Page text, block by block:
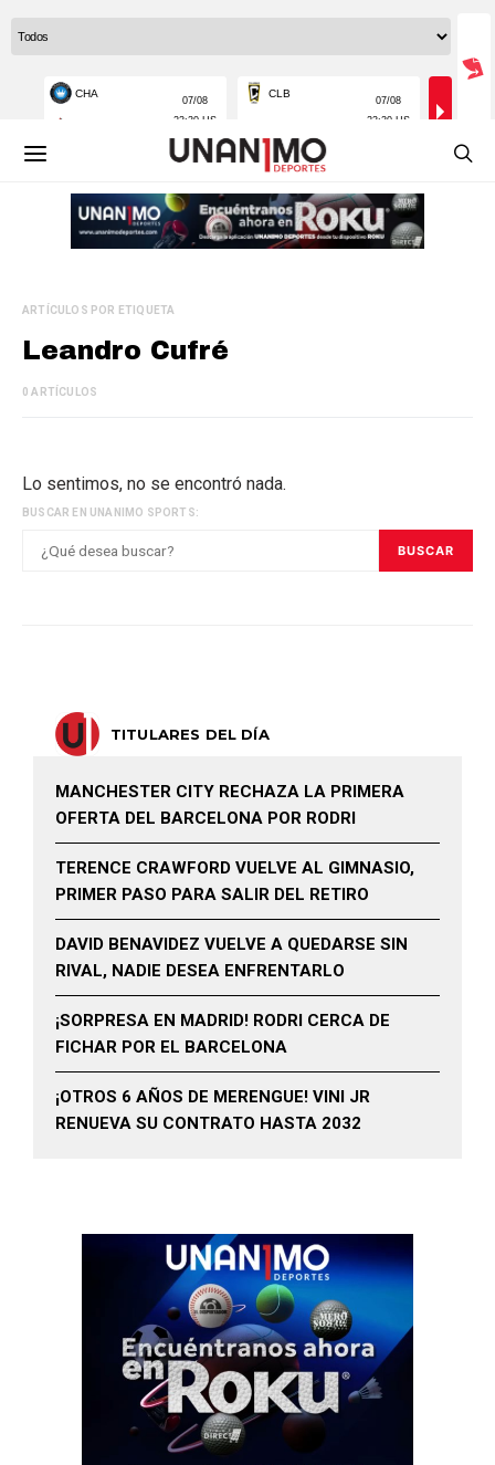
ARTÍCULOS POR ETIQUETA
Leandro Cufré
0 ARTÍCULOS
Lo sentimos, no se encontró nada.
BUSCAR EN UNANIMO SPORTS:
BUSCAR
TITULARES DEL DÍA
MANCHESTER CITY RECHAZA LA PRIMERA
OFERTA DEL BARCELONA POR RODRI
TERENCE CRAWFORD VUELVE AL GIMNASIO,
PRIMER PASO PARA SALIR DEL RETIRO
DAVID BENAVIDEZ VUELVE A QUEDARSE SIN
RIVAL, NADIE DESEA ENFRENTARLO
¡SORPRESA EN MADRID! RODRI CERCA DE
FICHAR POR EL BARCELONA
¡OTROS 6 AÑOS DE MERENGUE! VINI JR
RENUEVA SU CONTRATO HASTA 2032